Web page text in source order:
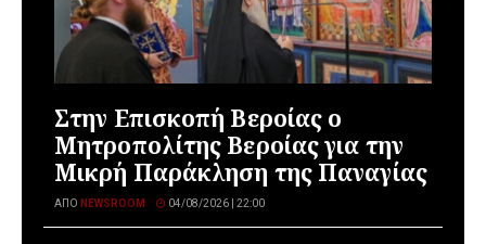
Στην Επισκοπή Βεροίας ο
Μητροπολίτης Βεροίας για την
Μικρή Παράκληση της Παναγίας
ΑΠΌ NEWSROOM 04/08/2026 | 22:00